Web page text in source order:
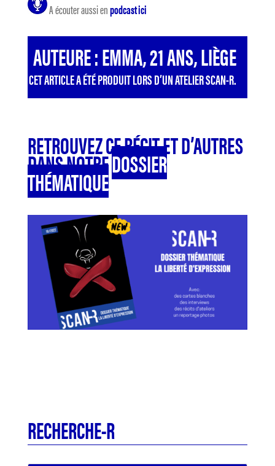
A écouter aussi enpodcast ici
AUTEURE : EMMA, 21 ANS, LIÈGE
CET ARTICLE A ÉTÉ PRODUIT LORS D’UN ATELIER SCAN-R.
RETROUVEZ CE RÉCIT ET D’AUTRES
DANS NOTREDOSSIER
THÉMATIQUE
RECHERCHE-R